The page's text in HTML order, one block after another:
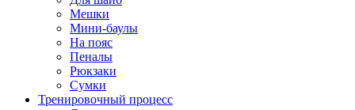
Мешки
Мини-баулы
На пояс
Пеналы
Рюкзаки
Сумки
Тренировочный процесс